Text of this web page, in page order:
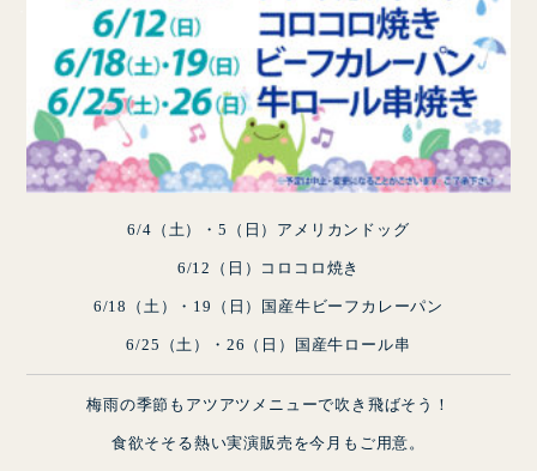
6/4（土）・5（日）アメリカンドッグ
6/12（日）コロコロ焼き
6/18（土）・19（日）国産牛ビーフカレーパン
6/25（土）・26（日）国産牛ロール串
梅雨の季節もアツアツメニューで吹き飛ばそう！
食欲そそる熱い実演販売を今月もご用意。